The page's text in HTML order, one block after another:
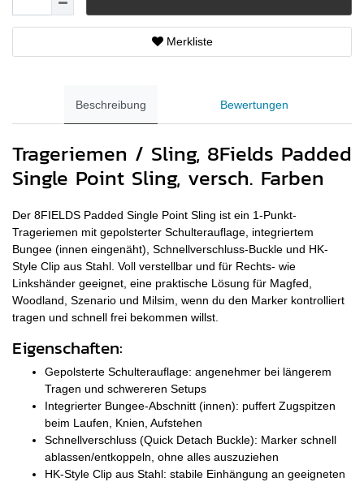
Merkliste
Beschreibung Bewertungen
Trageriemen / Sling, 8Fields Padded
Single Point Sling, versch. Farben
Der 8FIELDS Padded Single Point Sling ist ein 1-Punkt-
Trageriemen mit gepolsterter Schulterauflage, integriertem
Bungee (innen eingenäht), Schnellverschluss-Buckle und HK-
Style Clip aus Stahl. Voll verstellbar und für Rechts- wie
Linkshänder geeignet, eine praktische Lösung für Magfed,
Woodland, Szenario und Milsim, wenn du den Marker kontrolliert
tragen und schnell frei bekommen willst.
Eigenschaften:
Gepolsterte Schulterauflage: angenehmer bei längerem
Tragen und schwereren Setups
Integrierter Bungee-Abschnitt (innen): puffert Zugspitzen
beim Laufen, Knien, Aufstehen
Schnellverschluss (Quick Detach Buckle): Marker schnell
ablassen/entkoppeln, ohne alles auszuziehen
HK-Style Clip aus Stahl: stabile Einhängung an geeigneten